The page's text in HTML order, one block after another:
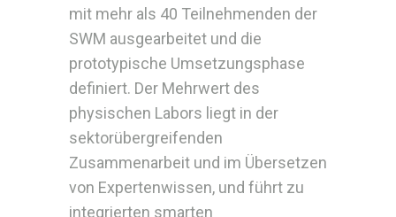
mit mehr als 40 Teilnehmenden der
SWM ausgearbeitet und die
prototypische Umsetzungsphase
definiert. Der Mehrwert des
physischen Labors liegt in der
sektorübergreifenden
Zusammenarbeit und im Übersetzen
von Expertenwissen, und führt zu
integrierten smarten